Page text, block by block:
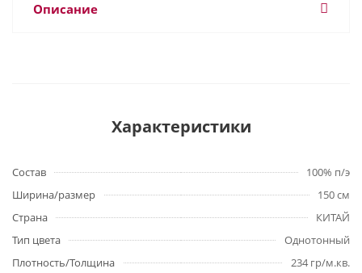
Описание
Характеристики
Состав
100% п/э
Ширина/размер
150 см
Страна
КИТАЙ
Тип цвета
Однотонный
Плотность/Толщина
234 гр/м.кв.